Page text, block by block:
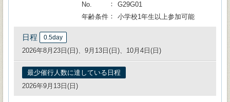
No.
G29G01
年齢条件
小学校1年生以上参加可能
日程 0.5day
2026年8月23日(日)、9月13日(日)、10月4日(日)
最少催行人数に達している日程
2026年9月13日(日)